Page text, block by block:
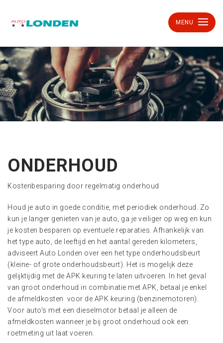
MENU
ONDERHOUD
Kostenbesparing door regelmatig onderhoud
Houd je auto in goede conditie, met periodiek onderhoud. Zo
kun je langer genieten van je auto, ga je veiliger op weg en kun
je kosten besparen op eventuele reparaties. Afhankelijk van
het type auto, de leeftijd en het aantal gereden kilometers,
adviseert Auto Londen over een het type onderhoudsbeurt
(kleine- of grote onderhoudsbeurt). Het is mogelijk deze
gelijktijdig met de APK keuring te laten uitvoeren. In het geval
van groot onderhoud in combinatie met APK, betaal je enkel
de afmeldkosten voor de APK keuring (benzinemotoren).
Voor auto's met een dieselmotor betaal je alleen de
afmeldkosten wanneer je bij groot onderhoud ook een
roetmeting uit laat voeren.